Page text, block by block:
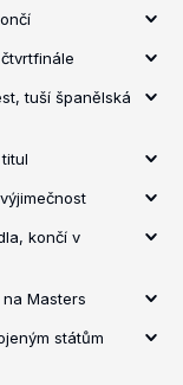
tuší španělská
končí v
Masters
státům